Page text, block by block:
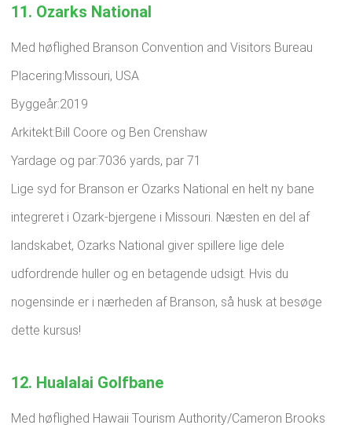
11. Ozarks National
Med høflighed Branson Convention and Visitors Bureau
Placering:Missouri, USA
Byggeår:2019
Arkitekt:Bill Coore og Ben Crenshaw
Yardage og par:7036 yards, par 71
Lige syd for Branson er Ozarks National en helt ny bane
integreret i Ozark-bjergene i Missouri. Næsten en del af
landskabet, Ozarks National giver spillere lige dele
udfordrende huller og en betagende udsigt. Hvis du
nogensinde er i nærheden af ​​Branson, så husk at besøge
dette kursus!
12. Hualalai Golfbane
Med høflighed Hawaii Tourism Authority/Cameron Brooks